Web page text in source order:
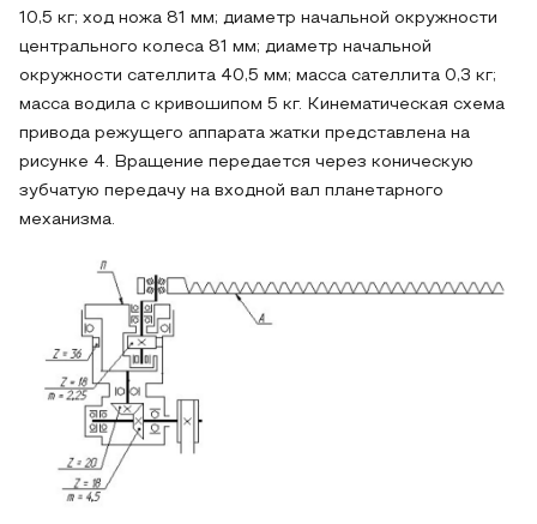
10,5 кг; ход ножа 81 мм; диаметр начальной окружности
центрального колеса 81 мм; диаметр начальной
окружности сателлита 40,5 мм; масса сателлита 0,3 кг;
масса водила с кривошипом 5 кг. Кинематическая схема
привода режущего аппарата жатки представлена на
рисунке 4. Вращение передается через коническую
зубчатую передачу на входной вал планетарного
механизма.